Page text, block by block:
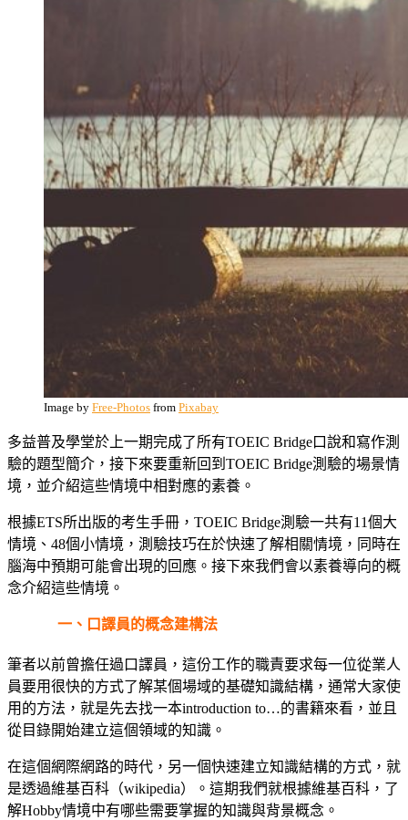
Image by Free-Photos from Pixabay
多益普及學堂於上一期完成了所有TOEIC Bridge口說和寫作測
驗的題型簡介，接下來要重新回到TOEIC Bridge測驗的場景情
境，並介紹這些情境中相對應的素養。
根據ETS所出版的考生手冊，TOEIC Bridge測驗一共有11個大
情境、48個小情境，測驗技巧在於快速了解相關情境，同時在
腦海中預期可能會出現的回應。接下來我們會以素養導向的概
念介紹這些情境。
一、口譯員的概念建構法
筆者以前曾擔任過口譯員，這份工作的職責要求每一位從業人
員要用很快的方式了解某個場域的基礎知識結構，通常大家使
用的方法，就是先去找一本introduction to…的書籍來看，並且
從目錄開始建立這個領域的知識。
在這個網際網路的時代，另一個快速建立知識結構的方式，就
是透過維基百科（wikipedia）。這期我們就根據維基百科，了
解Hobby情境中有哪些需要掌握的知識與背景概念。